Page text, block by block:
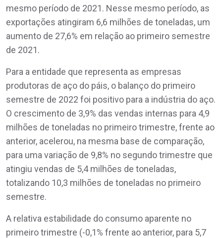
mesmo período de 2021. Nesse mesmo período, as
exportações atingiram 6,6 milhões de toneladas, um
aumento de 27,6% em relação ao primeiro semestre
de 2021.
Para a entidade que representa as empresas
produtoras de aço do páis, o balanço do primeiro
semestre de 2022 foi positivo para a indústria do aço.
O crescimento de 3,9% das vendas internas para 4,9
milhões de toneladas no primeiro trimestre, frente ao
anterior, acelerou, na mesma base de comparação,
para uma variação de 9,8% no segundo trimestre que
atingiu vendas de 5,4 milhões de toneladas,
totalizando 10,3 milhões de toneladas no primeiro
semestre.
A relativa estabilidade do consumo aparente no
primeiro trimestre (-0,1% frente ao anterior, para 5,7